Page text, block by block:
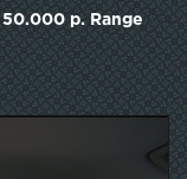
50.000 р. Range